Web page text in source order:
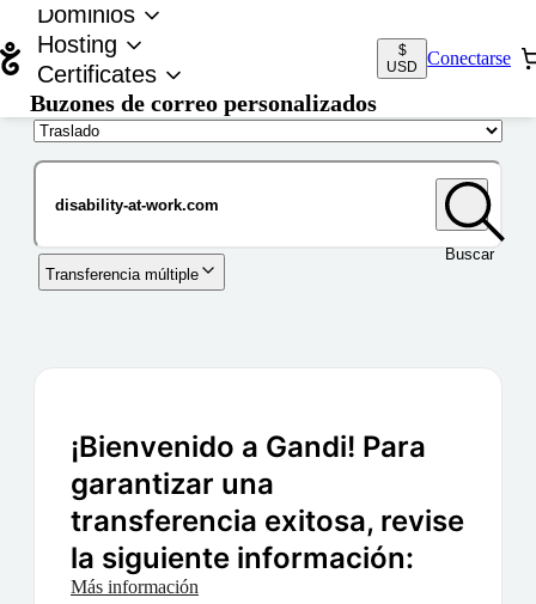
Dominios
Hosting
Certificates
Buzones de correo personalizados
$
USD
Conectarse
Buscar
Transferencia múltiple
¡Bienvenido a Gandi! Para
garantizar una
transferencia exitosa, revise
la siguiente información:
Más información